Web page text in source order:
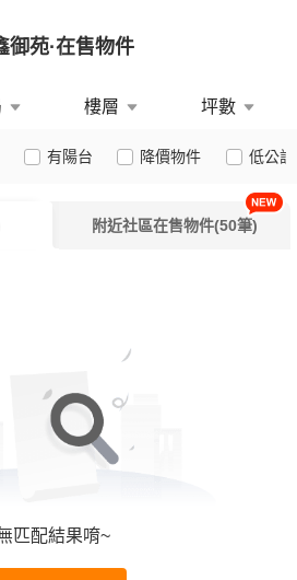
御苑·在售物件
樓層 坪數
有陽台 降價物件 低公設
附近社區在售物件(50筆)
匹配結果唷~